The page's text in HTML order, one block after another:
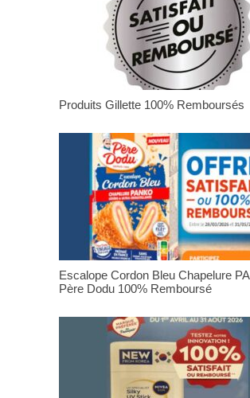
Produits Gillette 100% Remboursés
Escalope Cordon Bleu Chapelure
Père Dodu 100% Remboursé